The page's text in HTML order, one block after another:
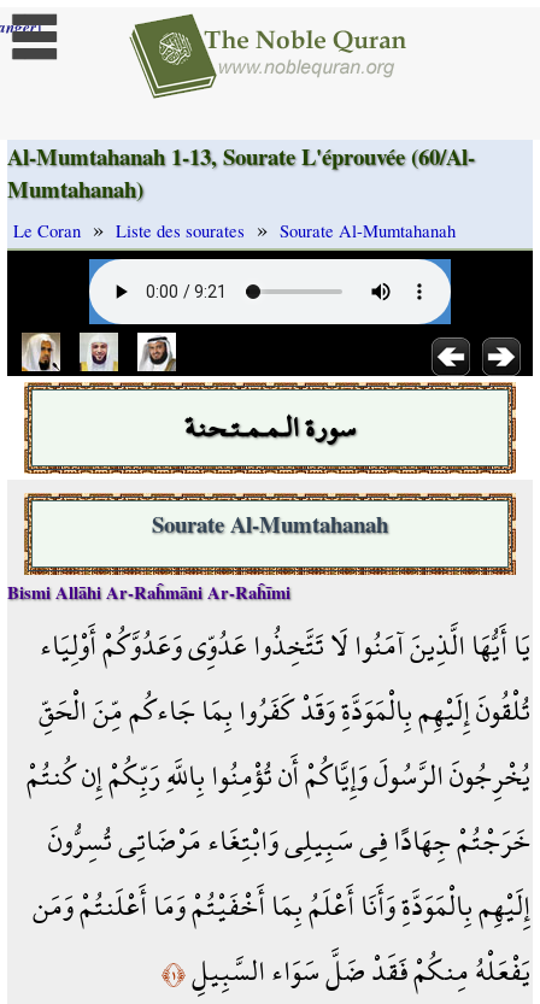
]
Al-Mumtahanah 1-13, Sourate L'éprouvée (60/Al-
Mumtahanah)
Le Coran » Liste des sourates » Sourate Al-Mumtahanah
سورة الـمـمـتـحنة
Sourate Al-Mumtahanah
Bismi Allāhi Ar-Raĥmāni Ar-Raĥīmi
يَا أَيُّهَا الَّذِينَ آمَنُوا لَا تَتَّخِذُوا عَدُوِّي وَعَدُوَّكُمْ أَوْلِيَاء
تُلْقُونَ إِلَيْهِم بِالْمَوَدَّةِ وَقَدْ كَفَرُوا بِمَا جَاءكُم مِّنَ الْحَقِّ
يُخْرِجُونَ الرَّسُولَ وَإِيَّاكُمْ أَن تُؤْمِنُوا بِاللَّهِ رَبِّكُمْ إِن كُنتُمْ
خَرَجْتُمْ جِهَادًا فِي سَبِيلِي وَابْتِغَاء مَرْضَاتِي تُسِرُّونَ
إِلَيْهِم بِالْمَوَدَّةِ وَأَنَا أَعْلَمُ بِمَا أَخْفَيْتُمْ وَمَا أَعْلَنتُمْ وَمَن
يَفْعَلْهُ مِنكُمْ فَقَدْ ضَلَّ سَوَاء السَّبِيلِ﴿١﴾